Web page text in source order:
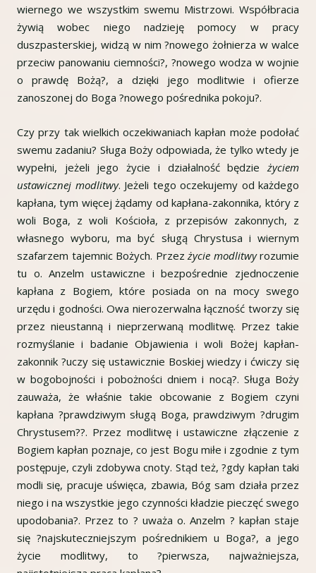
wiernego we wszystkim swemu Mistrzowi. Współbracia
żywią wobec niego nadzieję pomocy w pracy
duszpasterskiej, widzą w nim ?nowego żołnierza w walce
przeciw panowaniu ciemności?, ?nowego wodza w wojnie
o prawdę Bożą?, a dzięki jego modlitwie i ofierze
zanoszonej do Boga ?nowego pośrednika pokoju?.
Czy przy tak wielkich oczekiwaniach kapłan może podołać
swemu zadaniu? Sługa Boży odpowiada, że tylko wtedy je
wypełni, jeżeli jego życie i działalność będzieżyciem
ustawicznej modlitwy. Jeżeli tego oczekujemy od każdego
kapłana, tym więcej żądamy od kapłana-zakonnika, który z
woli Boga, z woli Kościoła, z przepisów zakonnych, z
własnego wyboru, ma być sługą Chrystusa i wiernym
szafarzem tajemnic Bożych. Przezżycie modlitwyrozumie
tu o. Anzelm ustawiczne i bezpośrednie zjednoczenie
kapłana z Bogiem, które posiada on na mocy swego
urzędu i godności. Owa nierozerwalna łączność tworzy się
przez nieustanną i nieprzerwaną modlitwę. Przez takie
rozmyślanie i badanie Objawienia i woli Bożej kapłan-
zakonnik ?uczy się ustawicznie Boskiej wiedzy i ćwiczy się
w bogobojności i pobożności dniem i nocą?. Sługa Boży
zauważa, że właśnie takie obcowanie z Bogiem czyni
kapłana ?prawdziwym sługą Boga, prawdziwym ?drugim
Chrystusem??. Przez modlitwę i ustawiczne złączenie z
Bogiem kapłan poznaje, co jest Bogu miłe i zgodnie z tym
postępuje, czyli zdobywa cnoty. Stąd też, ?gdy kapłan taki
modli się, pracuje uświęca, zbawia, Bóg sam działa przez
niego i na wszystkie jego czynności kładzie pieczęć swego
upodobania?. Przez to ? uważa o. Anzelm ? kapłan staje
się ?najskuteczniejszym pośrednikiem u Boga?, a jego
życie modlitwy, to ?pierwsza, najważniejsza,